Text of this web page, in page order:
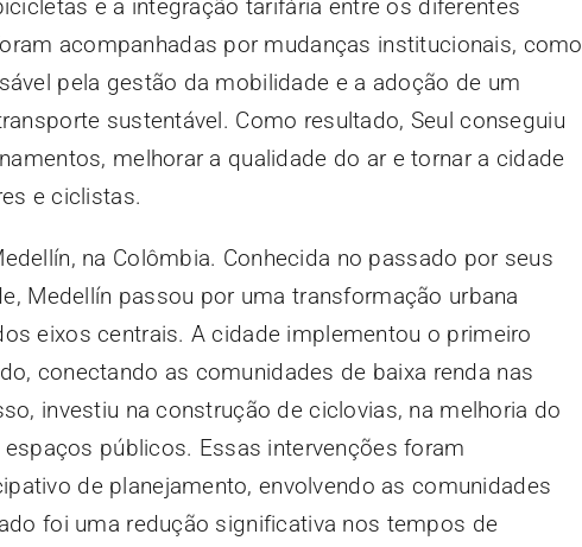
e a integração tarifária entre os diferentes
acompanhadas por mudanças institucionais, como
pela gestão da mobilidade e a adoção de um
sustentável. Como resultado, Seul conseguiu
melhorar a qualidade do ar e tornar a cidade
e ciclistas.
na Colômbia. Conhecida no passado por seus
Medellín passou por uma transformação urbana
eixos centrais. A cidade implementou o primeiro
conectando as comunidades de baixa renda nas
investiu na construção de ciclovias, na melhoria do
públicos. Essas intervenções foram
de planejamento, envolvendo as comunidades
foi uma redução significativa nos tempos de